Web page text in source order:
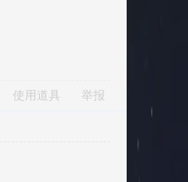
使用道具 举报